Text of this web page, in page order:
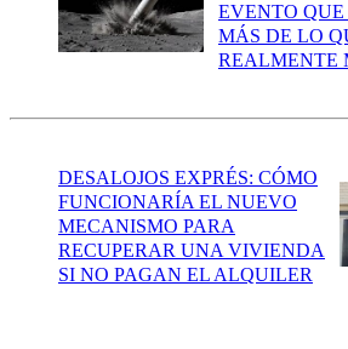
EVENTO QUE
MÁS DE LO
REALMENTE
DESALOJOS EXPRÉS: CÓMO
FUNCIONARÍA EL NUEVO
MECANISMO PARA
RECUPERAR UNA VIVIENDA
SI NO PAGAN EL ALQUILER